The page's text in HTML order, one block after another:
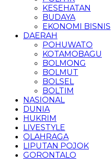
KESEHATAN
BUDAYA
EKONOMI BISNIS
DAERAH
POHUWATO
KOTAMOBAGU
BOLMONG
BOLMUT
BOLSEL
BOLTIM
NASIONAL
DUNIA
HUKRIM
LIVESTYLE
OLAHRAGA
LIPUTAN POJOK
GORONTALO